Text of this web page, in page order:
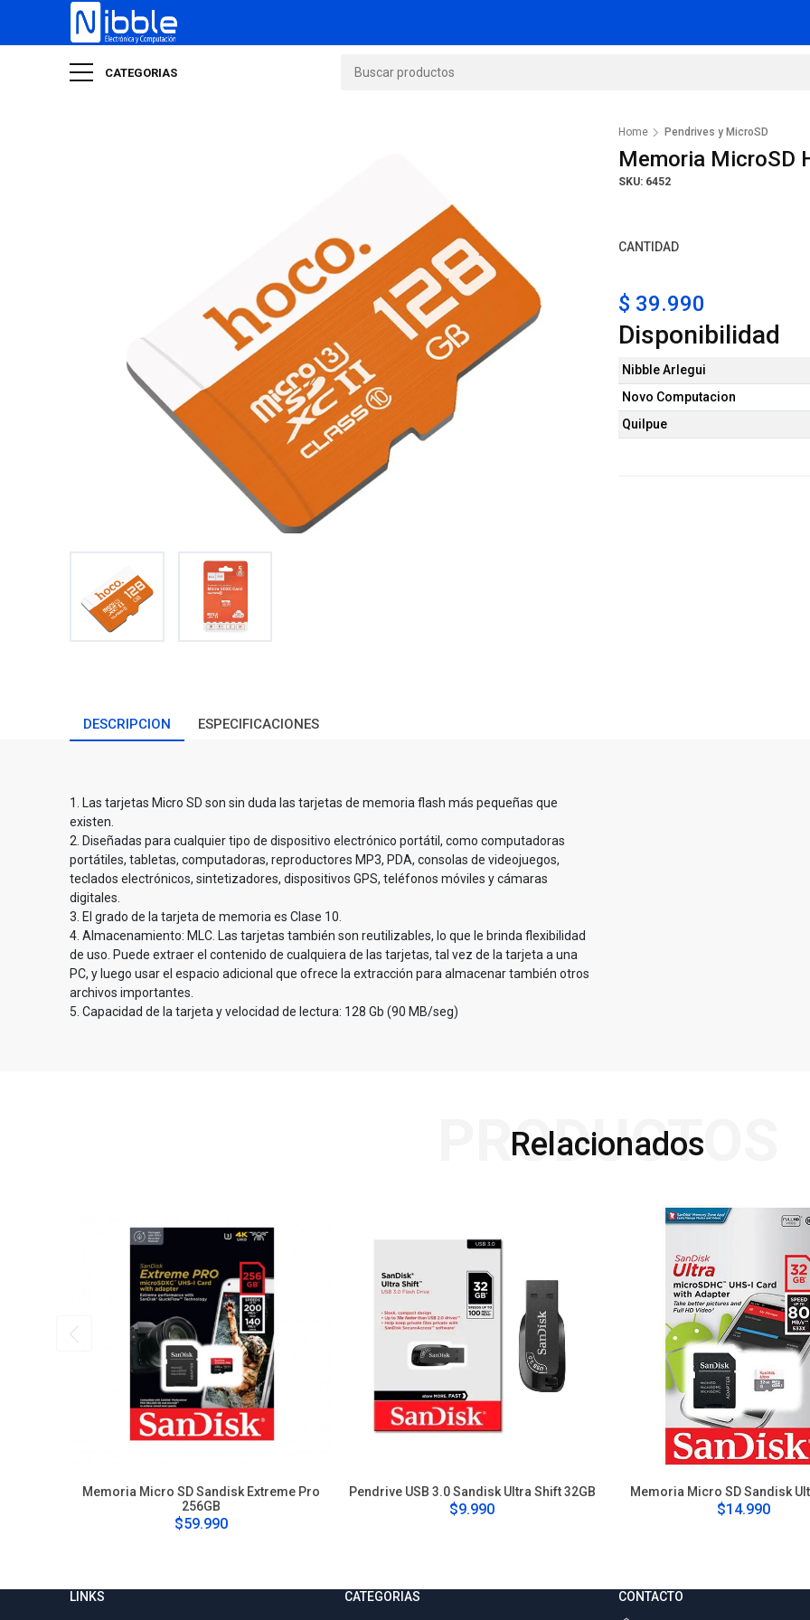
CATEGORIAS
Home Pendrives y MicroSD
Memoria MicroSD
SKU: 6452
CANTIDAD
$ 39.990
Disponibilidad
Nibble Arlegui
Novo Computacion
Quilpue
DESCRIPCION ESPECIFICACIONES
1. Las tarjetas Micro SD son sin duda las tarjetas de memoria flash más pequeñas que
existen.
2. Diseñadas para cualquier tipo de dispositivo electrónico portátil, como computadoras
portátiles, tabletas, computadoras, reproductores MP3, PDA, consolas de videojuegos,
teclados electrónicos, sintetizadores, dispositivos GPS, teléfonos móviles y cámaras
digitales.
3. El grado de la tarjeta de memoria es Clase 10.
4. Almacenamiento: MLC. Las tarjetas también son reutilizables, lo que le brinda flexibilidad
de uso. Puede extraer el contenido de cualquiera de las tarjetas, tal vez de la tarjeta a una
PC, y luego usar el espacio adicional que ofrece la extracción para almacenar también otros
archivos importantes.
5. Capacidad de la tarjeta y velocidad de lectura: 128 Gb (90 MB/seg)
Relacionados
PRODUCTOS
Memoria Micro SD Sandisk Extreme Pro
256GB
$59.990
Pendrive USB 3.0 Sandisk Ultra Shift 32GB
$9.990
Memoria Micro SD Sandisk
$14.990
LINKS
CATEGORIAS
CONTACTO